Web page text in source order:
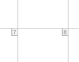
7 8